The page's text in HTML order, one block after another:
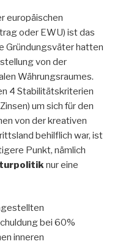
europäischen
oder EWU) ist das
Gründungsväter hatten
von der
Währungsraumes.
4 Stabilitätskriterien
um sich für den
von der kreativen
behilflich war, ist
Punkt, nämlich
nur eine
bei 60%
inneren